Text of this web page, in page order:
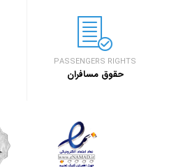
PASSENGERS RIGHTS
حقوق مسافران